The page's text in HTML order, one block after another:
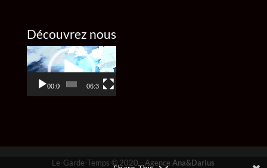
Découvrez nous
Lecteur
vidéo
00:00 06:30
Le-Garde-Temps © 2020 - AgenceAna&Darius